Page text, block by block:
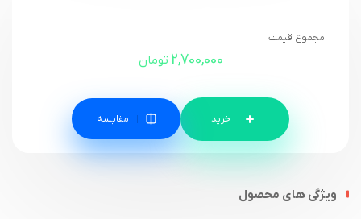
مجموع قیمت
2,700,000 تومان
مقایسه
ویژگی های محصول